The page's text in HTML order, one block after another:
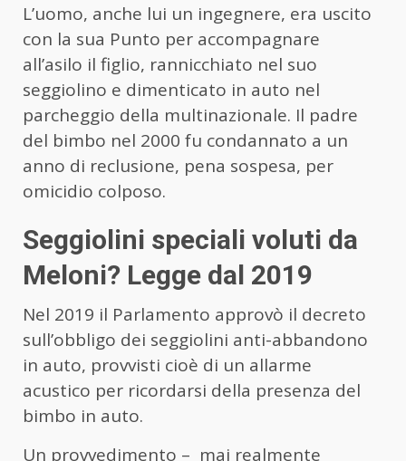
L’uomo, anche lui un ingegnere, era uscito
con la sua Punto per accompagnare
all’asilo il figlio, rannicchiato nel suo
seggiolino e dimenticato in auto nel
parcheggio della multinazionale. Il padre
del bimbo nel 2000 fu condannato a un
anno di reclusione, pena sospesa, per
omicidio colposo.
Seggiolini speciali voluti da
Meloni? Legge dal 2019
Nel 2019 il Parlamento approvò il decreto
sull’obbligo dei seggiolini anti-abbandono
in auto, provvisti cioè di un allarme
acustico per ricordarsi della presenza del
bimbo in auto.
Un provvedimento – mai realmente